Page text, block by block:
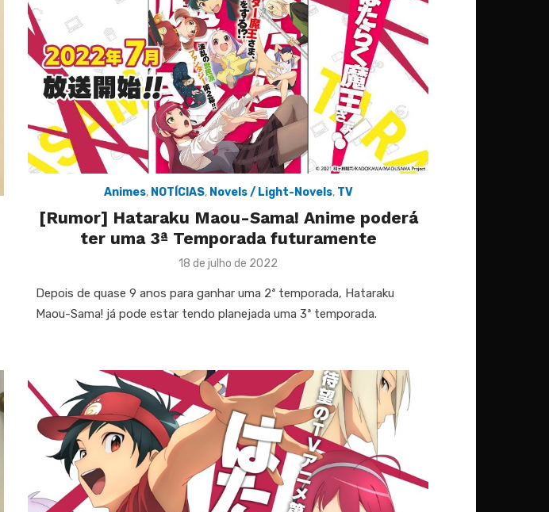
Animes, NOTÍCIAS, Novels / Light-Novels, TV
[Rumor] Hataraku Maou-Sama! Anime poderá
ter uma 3ª Temporada futuramente
Posted
18 de julho de 2022
Depois de quase 9 anos para ganhar uma 2ª temporada, Hataraku
Maou-Sama! já pode estar tendo planejada uma 3ª temporada.